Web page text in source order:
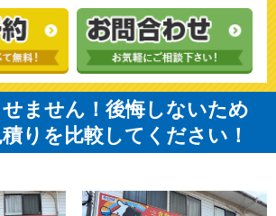
ません！後悔しないため
りを比較してください！